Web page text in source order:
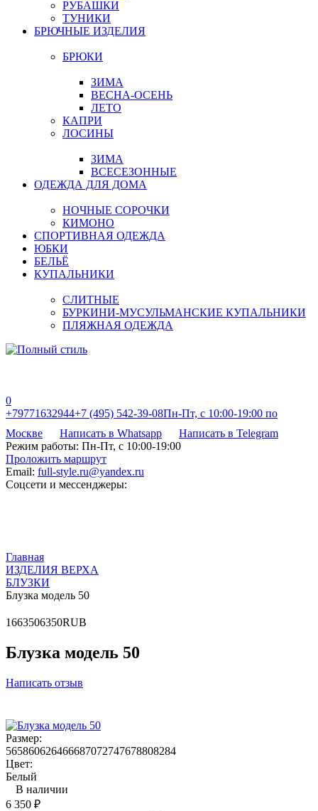
РУБАШКИ
ТУНИКИ
БРЮЧНЫЕ ИЗДЕЛИЯ
БРЮКИ
ЗИМА
ВЕСНА-ОСЕНЬ
ЛЕТО
КАПРИ
ЛОСИНЫ
ЗИМА
ВСЕСЕЗОННЫЕ
ОДЕЖДА ДЛЯ ДОМА
НОЧНЫЕ СОРОЧКИ
КИМОНО
СПОРТИВНАЯ ОДЕЖДА
ЮБКИ
БЕЛЬЁ
КУПАЛЬНИКИ
СЛИТНЫЕ
БУРКИНИ-МУСУЛЬМАНСКИЕ КУПАЛЬНИКИ
ПЛЯЖНАЯ ОДЕЖДА
0
+79771632944+7 (495) 542-39-08Пн-Пт, с 10:00-19:00 по
Москве
Написать в Whatsapp
Написать в Telegram
Режим работы: Пн-Пт, с 10:00-19:00
Проложить маршрут
Email: full-style.ru@yandex.ru
Соцсети и мессенджеры:
Главная
ИЗДЕЛИЯ ВЕРХА
БЛУЗКИ
Блузка модель 50
1663506350RUB
Блузка модель 50
Написать отзыв
Размер:
565860626466687072747678808284
Цвет:
Белый
В наличии
6 350 ₽